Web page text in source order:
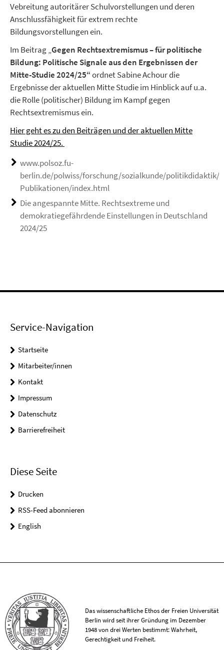
Vebreitung autoritärer Schulvorstellungen und deren
Anschlussfähigkeit für extrem rechte
Bildungsvorstellungen ein.
Im Beitrag „Gegen Rechtsextremismus – für politische
Bildung: Politische Signale aus den Ergebnissen der
Mitte-Studie 2024/25“ordnet Sabine Achour die
Ergebnisse der aktuellen Mitte Studie im Hinblick auf u.a.
die Rolle (politischer) Bildung im Kampf gegen
Rechtsextremismus ein.
Hier geht es zu den Beiträgen und der aktuellen Mitte
Studie 2024/25.
www.polsoz.fu-
berlin.de/polwiss/forschung/sozialkunde/politikdidaktik/
Publikationen/index.html
Die angespannte Mitte. Rechtsextreme und
demokratiegefährdende Einstellungen in Deutschland
2024/25
Service-Navigation
Startseite
Mitarbeiter/innen
Kontakt
Impressum
Datenschutz
Barrierefreiheit
Diese Seite
Drucken
RSS-Feed abonnieren
English
Das wissenschaftliche Ethos der Freien Universität
Berlin wird seit ihrer Gründung im Dezember
1948 von drei Werten bestimmt: Wahrheit,
Gerechtigkeit und Freiheit.